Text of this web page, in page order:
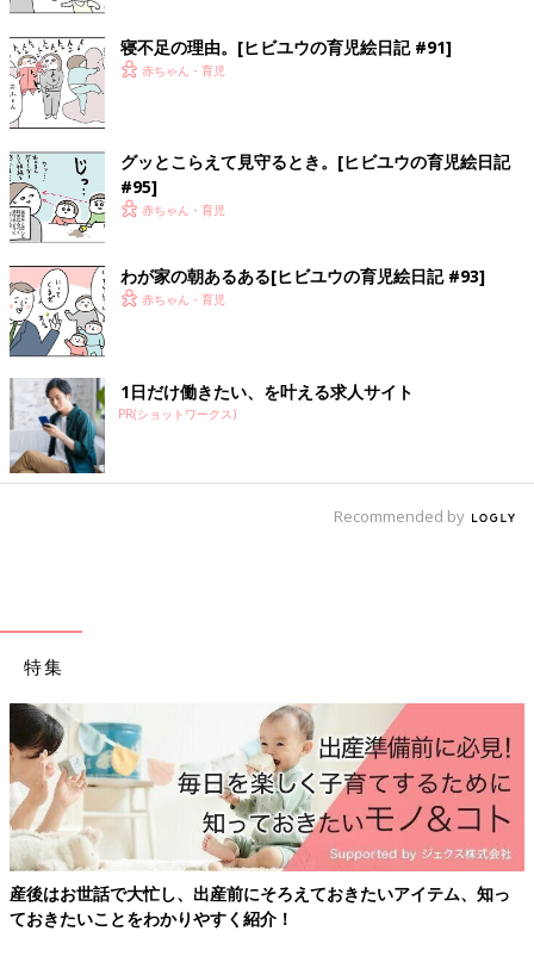
売中。
前の話
[ヒビユウの育児絵日
寝不足の理由。[ヒビユウの育児絵日記 #91]
赤ちゃん・育児
グッとこらえて見守るとき。[ヒビユウの育児絵日記
#95]
赤ちゃん・育児
わが家の朝あるある[ヒビユウの育児絵日記 #93]
赤ちゃん・育児
1日だけ働きたい、を叶える求人サイト
PR(ショットワークス)
Recommended by
特集
産後はお世話で大忙し、出産前にそろえておきたいアイテム、知っ
ておきたいことをわかりやすく紹介！